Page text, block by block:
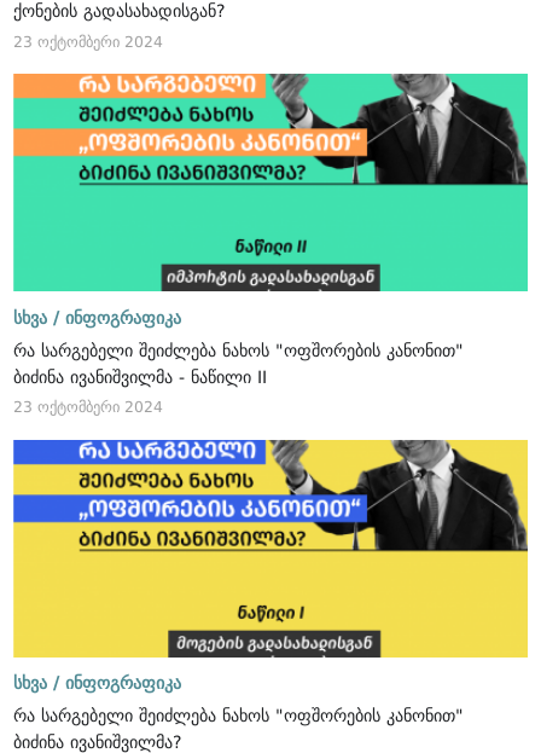
ქონების გადასახადისგან?
23 ოქტომბერი 2024
სხვა / ინფოგრაფიკა
რა სარგებელი შეიძლება ნახოს "ოფშორების კანონით"
ბიძინა ივანიშვილმა - ნაწილი II
23 ოქტომბერი 2024
სხვა / ინფოგრაფიკა
რა სარგებელი შეიძლება ნახოს "ოფშორების კანონით"
ბიძინა ივანიშვილმა?